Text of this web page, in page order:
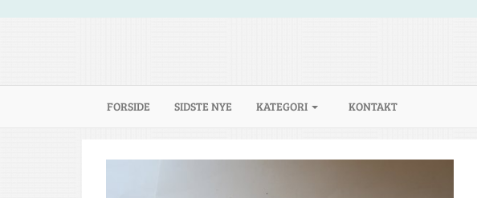
FORSIDE (CURRENT)
SIDSTE NYE KATEGORI KONTAKT